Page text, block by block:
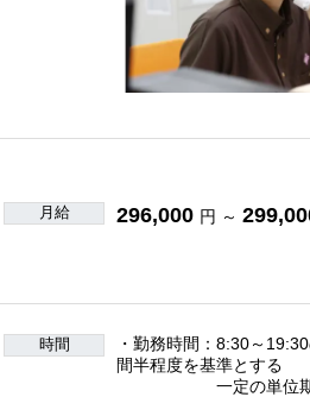
月給 296,000 円 ～
時間
・勤務時間：8:30～
間半程度を基準とする
一定の単位期間